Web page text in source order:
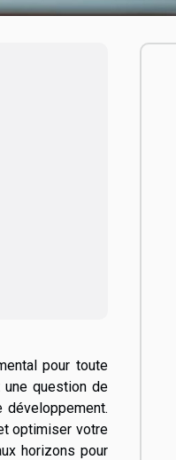
pour toute
question de
optimiser votre
horizons pour